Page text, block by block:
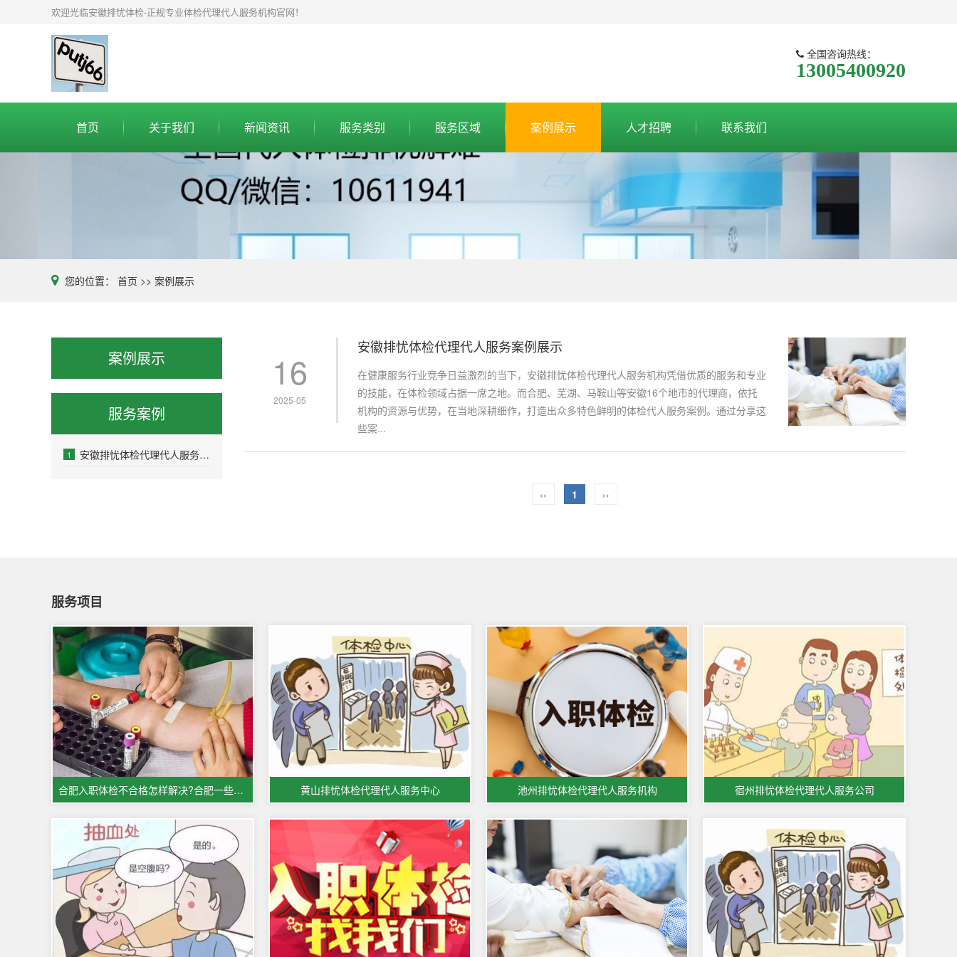
欢迎光临安徽排忧体检-正规专业体检代理代人服务机构官网！
全国咨询热线：
13005400920
首页 关于我们 新闻资讯 服务类别 服务区域 案例展示 人才招聘 联系我们
您的位置： 首页 >> 案例展示
案例展示
服务案例
1 安徽排忧体检代理代人服务案例展示
16
2025-05
安徽排忧体检代理代人服务案例展示
在健康服务行业竞争日益激烈的当下，安徽排忧体检代理代人服务机构凭借优质的服务和专业
的技能，在体检领域占据一席之地。而合肥、芜湖、马鞍山等安徽16个地市的代理商，依托
机构的资源与优势，在当地深耕细作，打造出众多特色鲜明的体检代人服务案例。通过分享这
些案...
‹‹ 1 ››
服务项目
合肥入职体检不合格怎样解决?合肥一些医院体检服务办理攻略 黄山排忧体检代理代人服务中心 池州排忧体检代理代人服务机构 宿州排忧体检代理代人服务公司